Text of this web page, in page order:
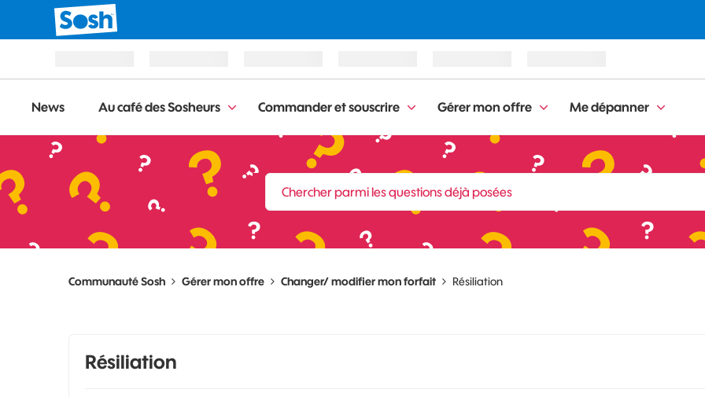
News Au café des Sosheurs Commander et souscrire Gérer mon offre Me dépanner
Communauté Sosh Gérer mon offre Changer/ modifier mon forfait Résiliation
Résiliation